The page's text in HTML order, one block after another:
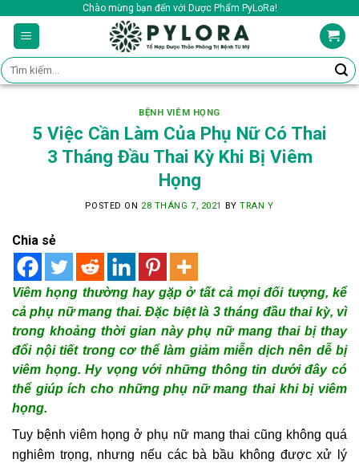
content
Chào mừng bạn đến với Dược Phẩm PyLoRa!
Tìm
kiếm:
BỆNH VIÊM HỌNG
5 Việc Cần Làm Của Phụ Nữ Có Thai
3 Tháng Đầu Thai Kỳ Khi Bị Viêm
Họng
POSTED ON 28 THÁNG 7, 2021 BYTRAN Y
Chia sẻ
Viêm họng thường hay gặp ở tất cả mọi đối tượng, kể
cả phụ nữ mang thai. Đặc biệt là 3 tháng đầu thai kỳ, vì
trong khoảng thời gian này phụ nữ mang thai bị thay
đổi nội tiết trong cơ thể làm giảm miễn dịch nên dễ bị
viêm họng. Hy vọng với những thông tin dưới đây có
thể giúp ích cho những phụ nữ mang thai khi bị viêm
họng.
Tuy bệnh viêm họng ở phụ nữ mang thai cũng không quá
nghiêm trọng, nhưng nếu các bà bầu không được xử lý